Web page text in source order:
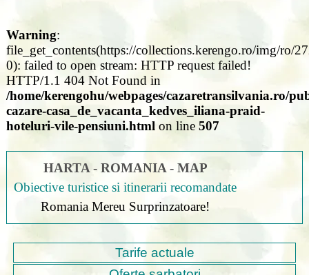
Warning:
file_get_contents(https://collections.kerengo.ro/img/ro/
0): failed to open stream: HTTP request failed!
HTTP/1.1 404 Not Found in
/home/kerengohu/webpages/cazaretransilvania.ro/
cazare-casa_de_vacanta_kedves_iliana-praid-
hoteluri-vile-pensiuni.html on line 507
HARTA - ROMANIA - MAP
Obiective turistice si itinerarii recomandate
Romania Mereu Surprinzatoare!
Tarife actuale